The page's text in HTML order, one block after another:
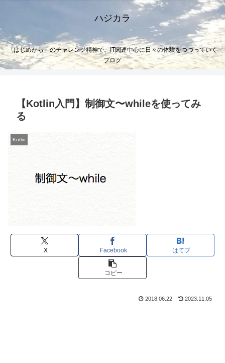
ハジカラ
「はじめから」のチャレンジ精神で、IT関連中心に日々の体験をつづっていく
ブログ
【Kotlin入門】制御文〜whileを使ってみ
る
Kotlin
X Facebook はてブ
コピー
2018.06.22 2023.11.05